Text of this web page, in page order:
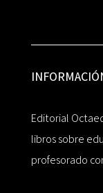
Editorial
libros sobre
profesorado